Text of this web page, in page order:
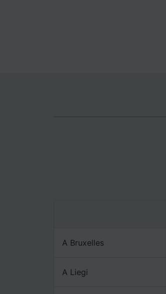
A Bruxelles
A Liegi